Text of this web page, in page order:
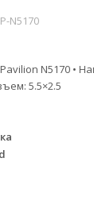
N5170
N5170 •
5.5×2.5